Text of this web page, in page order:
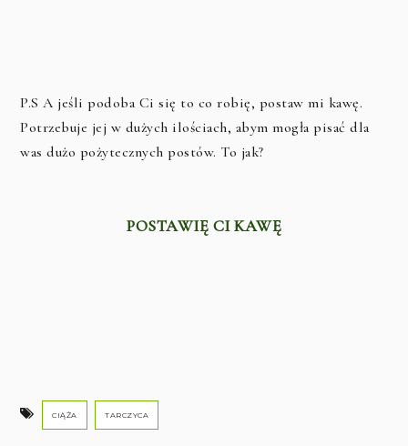
P.S A jeśli podoba Ci się to co robię, postaw mi kawę.
Potrzebuje jej w dużych ilościach, abym mogła pisać dla
was dużo pożytecznych postów. To jak?
POSTAWIĘ CI KAWĘ
CIĄŻA TARCZYCA